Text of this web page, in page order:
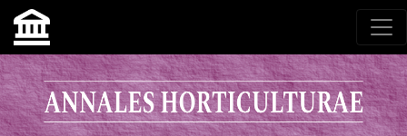
Przejdź do głównego menu
Przejdź do sekcji głównej
Przejdź do stopki